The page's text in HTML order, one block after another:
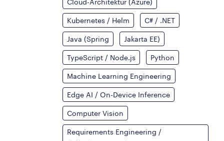
Cloud-Architektur (Azure)
Kubernetes / Helm C# / .NET
Java (Spring Jakarta EE)
TypeScript / Node.js Python
Machine Learning Engineering
Edge AI / On-Device Inference
Computer Vision
Requirements Engineering /